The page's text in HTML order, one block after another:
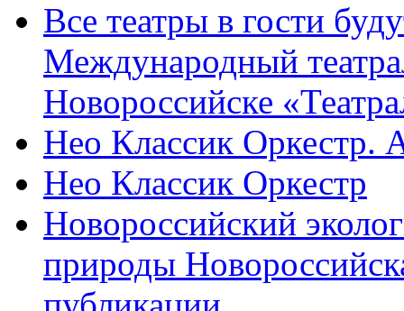
Все театры в гости
Международный
Новороссийске
Нео Классик Оркестр.
Нео Классик Оркестр
Новороссийский
природы